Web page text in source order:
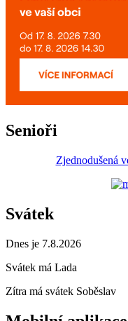
Senioři
Zjednodušená
Svátek
Dnes je 7.8.2026
Svátek má Lada
Zítra má svátek Soběslav